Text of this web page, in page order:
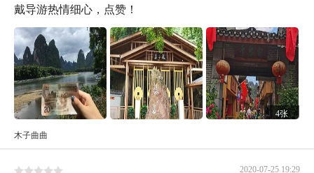
戴导游热情细心，点赞！
4张
木子曲曲
2020-07-25 19:29